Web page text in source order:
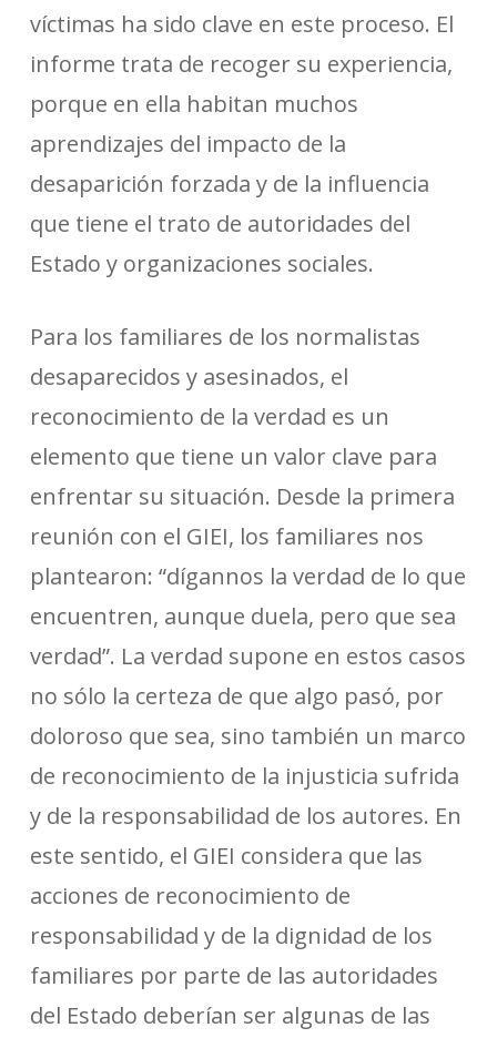
víctimas ha sido clave en este proceso. El
informe trata de recoger su experiencia,
porque en ella habitan muchos
aprendizajes del impacto de la
desaparición forzada y de la influencia
que tiene el trato de autoridades del
Estado y organizaciones sociales.
Para los familiares de los normalistas
desaparecidos y asesinados, el
reconocimiento de la verdad es un
elemento que tiene un valor clave para
enfrentar su situación. Desde la primera
reunión con el GIEI, los familiares nos
plantearon: “dígannos la verdad de lo que
encuentren, aunque duela, pero que sea
verdad”. La verdad supone en estos casos
no sólo la certeza de que algo pasó, por
doloroso que sea, sino también un marco
de reconocimiento de la injusticia sufrida
y de la responsabilidad de los autores. En
este sentido, el GIEI considera que las
acciones de reconocimiento de
responsabilidad y de la dignidad de los
familiares por parte de las autoridades
del Estado deberían ser algunas de las